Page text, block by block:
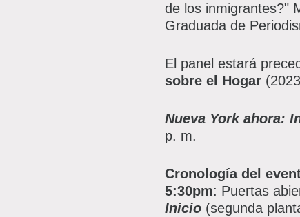
de los inmigrantes?"
Graduada de
El panel estará
sobre el Hogar
Nueva York ahora:
p. m.
Cronología del
5:30pm: Puertas
Inicio (segunda